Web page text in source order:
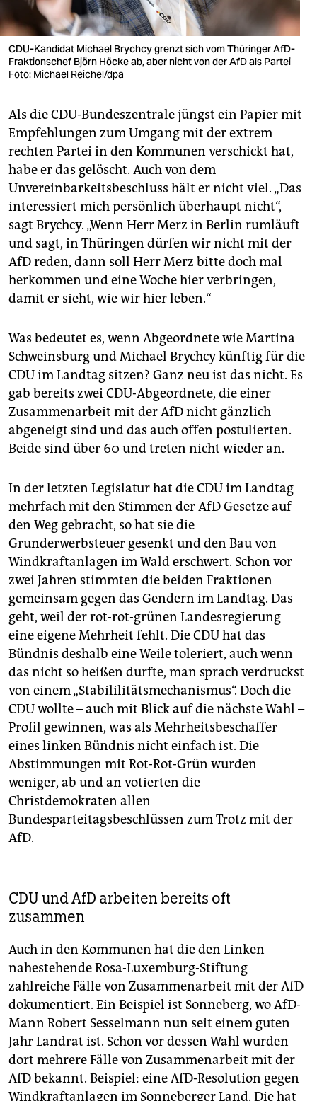
CDU-Kandidat Michael Brychcy grenzt sich vom Thüringer AfD-
Fraktionschef Björn Höcke ab, aber nicht von der AfD als Partei
Foto: Michael Reichel/dpa
Als die CDU-Bundeszentrale jüngst ein Papier mit
Empfehlungen zum Umgang mit der extrem
rechten Partei in den Kommunen verschickt hat,
habe er das gelöscht. Auch von dem
Unvereinbarkeitsbeschluss hält er nicht viel. „Das
interessiert mich persönlich überhaupt nicht“,
sagt Brychcy. „Wenn Herr Merz in Berlin rumläuft
und sagt, in Thüringen dürfen wir nicht mit der
AfD reden, dann soll Herr Merz bitte doch mal
herkommen und eine Woche hier verbringen,
damit er sieht, wie wir hier leben.“
Was bedeutet es, wenn Abgeordnete wie Martina
Schweinsburg und Michael Brychcy künftig für die
CDU im Landtag sitzen? Ganz neu ist das nicht. Es
gab bereits zwei CDU-Abgeordnete, die einer
Zusammenarbeit mit der AfD nicht gänzlich
abgeneigt sind und das auch offen postulierten.
Beide sind über 60 und treten nicht wieder an.
In der letzten Legislatur hat die CDU im Landtag
mehrfach mit den Stimmen der AfD Gesetze auf
den Weg gebracht, so hat sie die
Grunderwerbsteuer gesenkt und den Bau von
Windkraftanlagen im Wald erschwert. Schon vor
zwei Jahren stimmten die beiden Fraktionen
gemeinsam gegen das Gendern im Landtag. Das
geht, weil der rot-rot-grünen Landesregierung
eine eigene Mehrheit fehlt. Die CDU hat das
Bündnis deshalb eine Weile toleriert, auch wenn
das nicht so heißen durfte, man sprach verdruckst
von einem „Stabililitätsmechanismus“. Doch die
CDU wollte – auch mit Blick auf die nächste Wahl –
Profil gewinnen, was als Mehrheitsbeschaffer
eines linken Bündnis nicht einfach ist. Die
Abstimmungen mit Rot-Rot-Grün wurden
weniger, ab und an votierten die
Christdemokraten allen
Bundesparteitagsbeschlüssen zum Trotz mit der
AfD.
CDU und AfD arbeiten bereits oft
zusammen
Auch in den Kommunen hat die den Linken
nahestehende Rosa-Luxemburg-Stiftung
zahlreiche Fälle von Zusammenarbeit mit der AfD
dokumentiert. Ein Beispiel ist Sonneberg, wo AfD-
Mann Robert Sesselmann nun seit einem guten
Jahr Landrat ist. Schon vor dessen Wahl wurden
dort mehrere Fälle von Zusammenarbeit mit der
AfD bekannt. Beispiel: eine AfD-Resolution gegen
Windkraftanlagen im Sonneberger Land. Die hat